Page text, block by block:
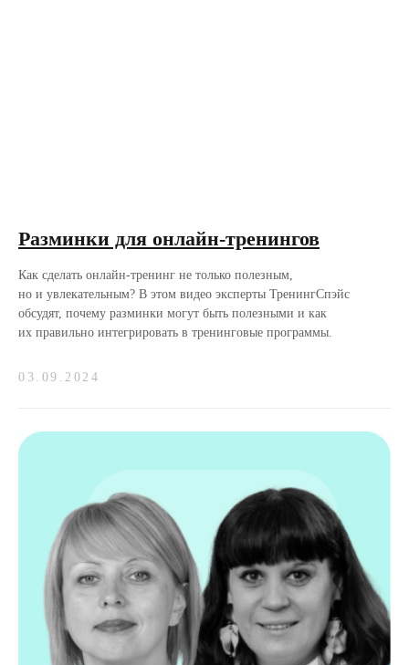
Разминки для онлайн-тренингов
Как сделать онлайн-тренинг не только полезным,
но и увлекательным? В этом видео эксперты ТренингСпэйс
обсудят, почему разминки могут быть полезными и как
их правильно интегрировать в тренинговые программы.
03.09.2024